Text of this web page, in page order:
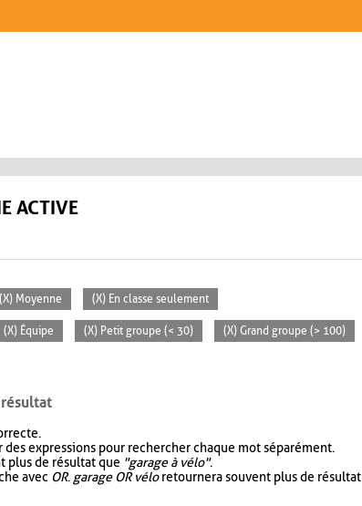
ACTIVE
(X) Moyenne (X) En classe seulement
(X) Équipe (X) Petit groupe (< 30) (X) Grand groupe (> 100)
expressions pour rechercher chaque mot séparément.
plus de résultat que "garage à vélo".
avec OR. garage OR véloretournera souvent plus de résultat